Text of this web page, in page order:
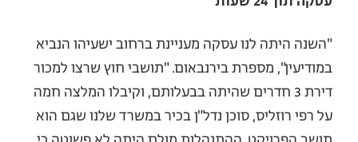
"השנה היתה לנו עסקה מעניינת ברחוב ישעיהו הנביא
במודיעין", מספרת בירנבאום. "תושבי חוץ שרצו למכור
דירת 3 חדרים שהיתה בבעלותם, וקיבלו המלצה חמה
על רפי רוזליס, סוכן נדל"ן בכיר במשרד שלנו שגם הוא